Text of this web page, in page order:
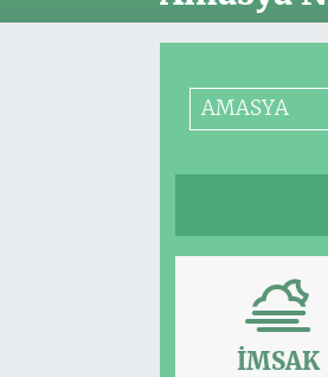
AMASYA
İMSAK
Trafik Durumu
Süper Lig Puan Durumu